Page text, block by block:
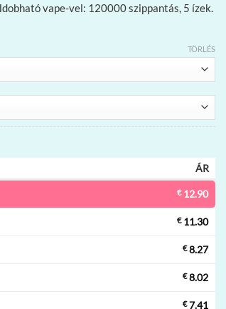
vape-vel: 120000 szippantás, 5 ízek.
TÖRLÉS
ÁR
€12.90
€11.30
€8.27
€8.02
€7.41